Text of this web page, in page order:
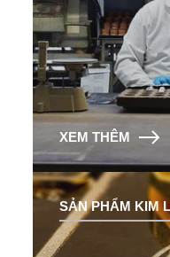
XEM THÊM
SẢN PHẨM KIM